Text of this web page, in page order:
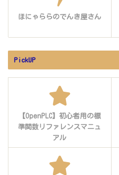
ほにゃららのでんき屋さん
PickUP
【OpenPLC】初心者用の標
準関数リファレンスマニュ
アル